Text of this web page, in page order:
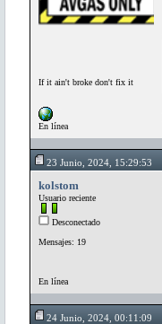
If it ain't broke don't fix it
En línea
23 Junio, 2024, 15:29:53
kolstom
Usuario reciente
Desconectado
Mensajes: 19
En línea
24 Junio, 2024, 00:11:09